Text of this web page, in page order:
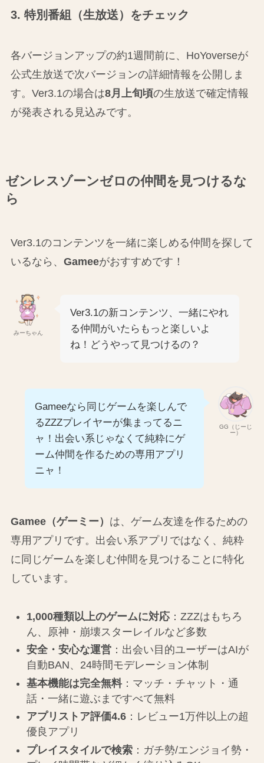
3. 特別番組（生放送）をチェック
各バージョンアップの約1週間前に、HoYoverseが
公式生放送で次バージョンの詳細情報を公開しま
す。Ver3.1の場合は8月上旬頃の生放送で確定情報
が発表される見込みです。
ゼンレスゾーンゼロの仲間を見つけるな
ら
Ver3.1のコンテンツを一緒に楽しめる仲間を探して
いるなら、 Gameeがおすすめです！
みーちゃん
Ver3.1の新コンテンツ、一緒にやれ
る仲間がいたらもっと楽しいよ
ね！どうやって見つけるの？
GG（じーじ
ー）
Gameeなら同じゲームを楽しんで
るZZZプレイヤーが集まってるニ
ャ！出会い系じゃなくて純粋にゲ
ーム仲間を作るための専用アプリ
ニャ！
Gamee（ゲーミー） は、ゲーム友達を作るための
専用アプリです。出会い系アプリではなく、純粋
に同じゲームを楽しむ仲間を見つけることに特化
しています。
1,000種類以上のゲームに対応：ZZZはもちろ
ん、原神・崩壊スターレイルなど多数
安全・安心な運営：出会い目的ユーザーはAIが
自動BAN、24時間モデレーション体制
基本機能は完全無料：マッチ・チャット・通
話・一緒に遊ぶまですべて無料
アプリストア評価4.6：レビュー1万件以上の超
優良アプリ
プレイスタイルで検索：ガチ勢/エンジョイ勢・